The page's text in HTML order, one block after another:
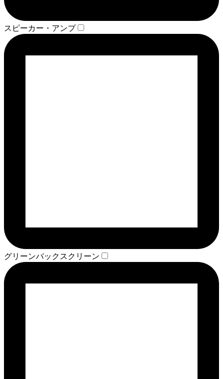
スピーカー・アンプ
グリーンバックスクリーン